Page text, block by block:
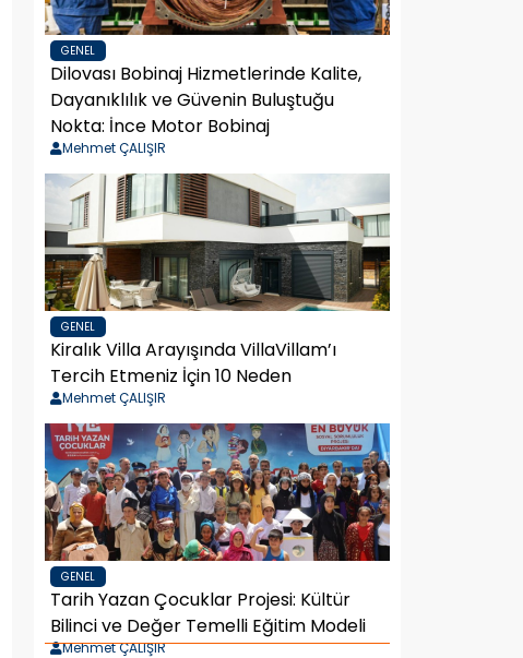
GENEL
Dilovası Bobinaj Hizmetlerinde Kalite,
Dayanıklılık ve Güvenin Buluştuğu
Nokta: İnce Motor Bobinaj
Mehmet ÇALIŞIR
GENEL
Kiralık Villa Arayışında VillaVillam’ı
Tercih Etmeniz İçin 10 Neden
Mehmet ÇALIŞIR
GENEL
Tarih Yazan Çocuklar Projesi: Kültür
Bilinci ve Değer Temelli Eğitim Modeli
Mehmet ÇALIŞIR